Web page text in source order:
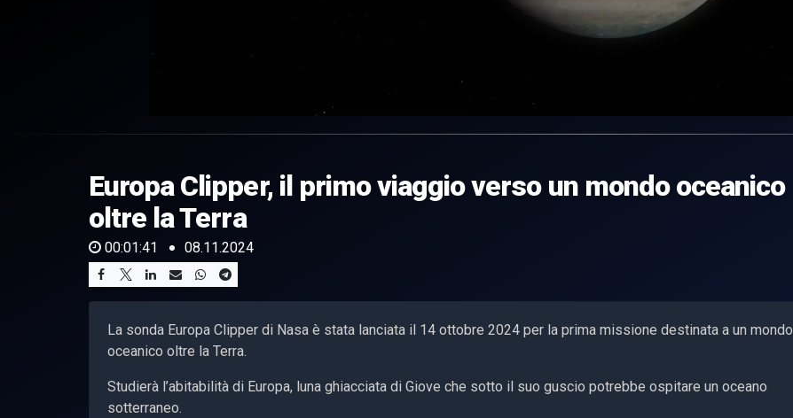
of
41
secondsVolume
0%
Europa Clipper, il primo viaggio verso un mondo oceanico
oltre la Terra
00:01:41 08.11.2024
La sonda Europa Clipper di Nasa è stata lanciata il 14 ottobre 2024 per la prima missione destinata a un mondo
oceanico oltre la Terra.
Studierà l’abitabilità di Europa, luna ghiacciata di Giove che sotto il suo guscio potrebbe ospitare un oceano
sotterraneo.